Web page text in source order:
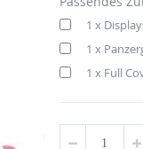
1 x
1 x
1 x Full